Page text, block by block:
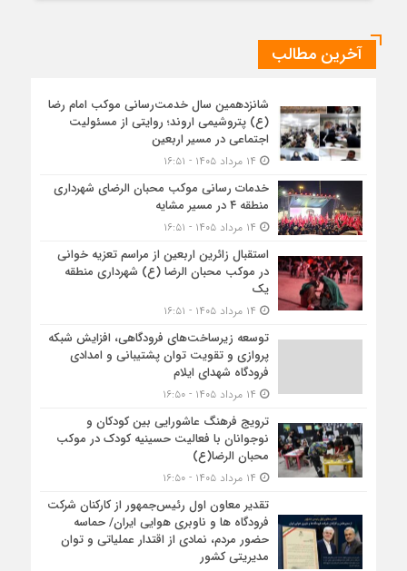
آخرین مطالب
شانزدهمین سال خدمت‌رسانی موکب امام رضا
(ع) پتروشیمی اروند؛ روایتی از مسئولیت
اجتماعی در مسیر اربعین
خدمات رسانی موکب محبان الرضای شهرداری
منطقه ۴ در مسیر مشایه
استقبال زائرین اربعین از مراسم تعزیه خوانی
در موکب محبان الرضا (ع) شهرداری منطقه
یک
توسعه زیرساخت‌های فرودگاهی، افزایش شبکه
پروازی و تقویت توان پشتیبانی و امدادی
فرودگاه شهدای ایلام
ترویج فرهنگ عاشورایی بین کودکان و
نوجوانان با فعالیت حسینیه کودک در موکب
محبان الرضا(ع)
تقدیر معاون اول رئیس‌جمهور از کارکنان شرکت
فرودگاه ها و ناوبری هوایی ایران/ حماسه
حضور مردم، نمادی از اقتدار عملیاتی و توان
مدیریتی کشور